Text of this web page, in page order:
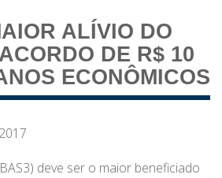
ALÍVIO DO
DE R$ 10
ECONÔMICOS
deve ser o maior beneficiado